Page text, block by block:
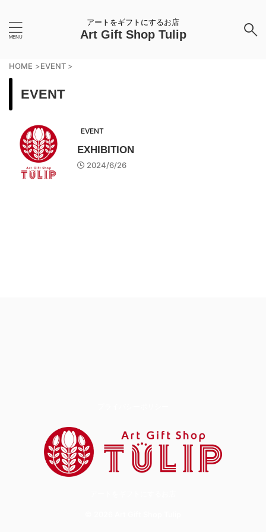
アートをギフトにするお店
Art Gift Shop Tulip
HOME >EVENT >
EVENT
EVENT
EXHIBITION
2024/6/26